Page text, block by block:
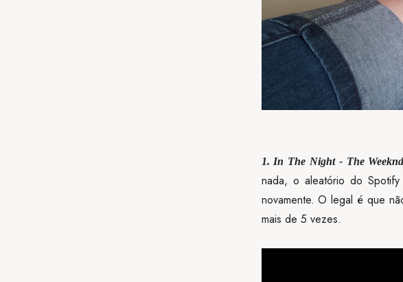
1. In The Night - The
nada, o aleatório do
novamente. O legal é que
mais de 5 vezes.